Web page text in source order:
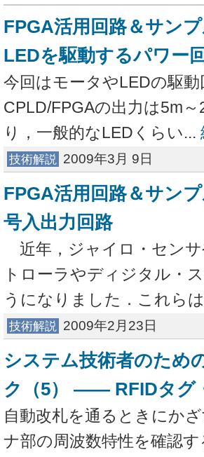
FPGA活用回路＆サン
LEDを駆動するパワー
今回はモータやLEDの駆
CPLD/FPGAの出力は5m
り，一般的なLEDくらい...
技術解説 2009年3月 9日
FPGA活用回路＆サン
号入出力回路
近年，ジャイロ・セン
トローラやディジタル・
うになりました．これら
技術解説 2009年2月23日
システム技術者のため
ク（5） ―― RFIDタグ
自動改札を通るときにか
ナ部の周波数特性を確認